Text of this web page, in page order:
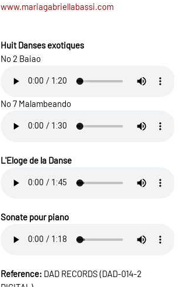
www.mariagabriellabassi.com
Huit Danses exotiques
No 2 Baiao
No 7 Malambeando
L'Eloge de la Danse
Sonate pour piano
Reference: DAD RECORDS (DAD-014-2